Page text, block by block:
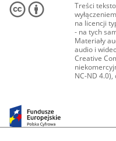
Treści
na licencji
- na tych
Materiały
audio i
Creative
NC-ND